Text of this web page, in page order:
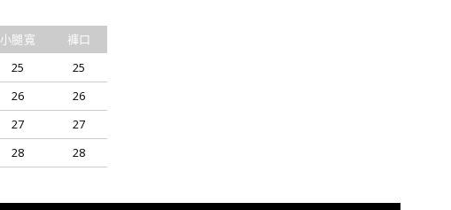
小腿寬
褲口
25
25
26
26
27
27
28 28